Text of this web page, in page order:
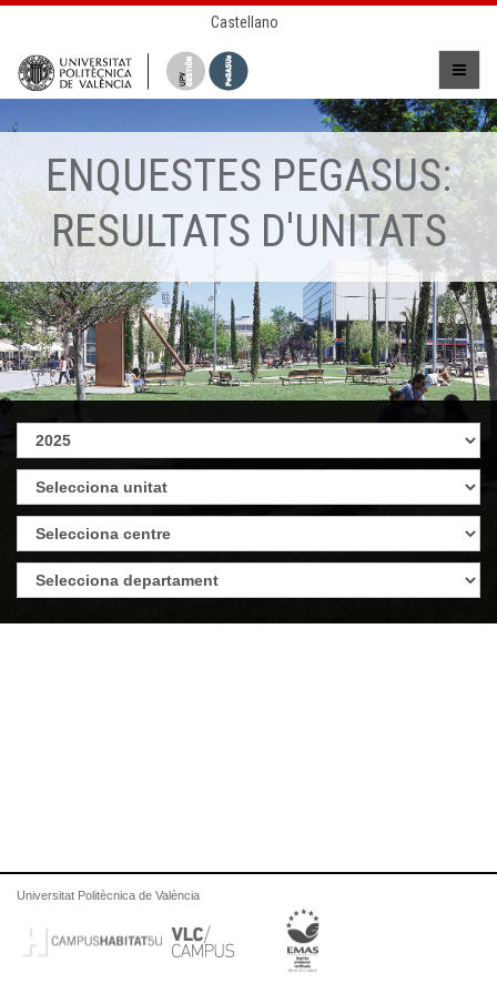
Castellano
ENQUESTES PEGASUS:
RESULTATS D'UNITATS
Universitat Politècnica de València